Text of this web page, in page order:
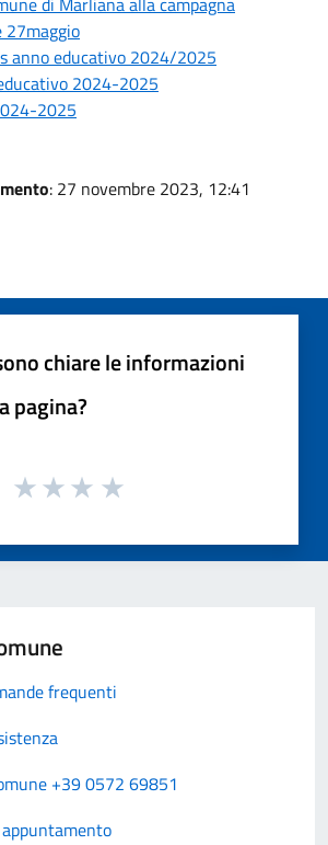
anno educativo 2024/2025
2024-2025
2025
: 27 novembre 2023, 12:41
chiare le informazioni
pagina?
frequenti
+39 0572 69851